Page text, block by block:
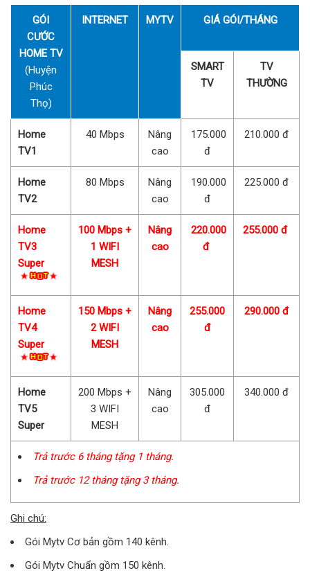
GÓI
CƯỚC
HOME TV
(Huyện
Phúc
Thọ)
INTERNET MYTV GIÁ GÓI/THÁNG
SMART
TV
TV
THƯỜNG
Home
TV1
40 Mbps
Nâng
cao
175.000
đ
210.000 đ
Home
TV2
80 Mbps
Nâng
cao
190.000
đ
225.000 đ
Home
TV3
Super
100 Mbps +
1 WIFI
MESH
Nâng
cao
220.000
đ
255.000 đ
Home
TV4
Super
150 Mbps +
2 WIFI
MESH
Nâng
cao
255.000
đ
290.000 đ
Home
TV5
Super
200 Mbps +
3 WIFI
MESH
Nâng
cao
305.000
đ
340.000 đ
Trả trước 6 tháng tặng 1 tháng.
Trả trước 12 tháng tặng 3 tháng.
Ghi chú:
Gói Mytv Cơ bản gồm 140 kênh.
Gói Mytv Chuẩn gồm 150 kênh.